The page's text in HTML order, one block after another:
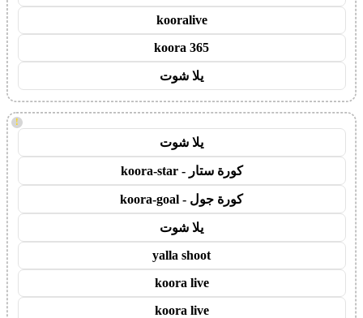
kooralive
koora 365
يلا شوت
!
يلا شوت
كورة ستار - koora-star
كورة جول - koora-goal
يلا شوت
yalla shoot
koora live
koora live